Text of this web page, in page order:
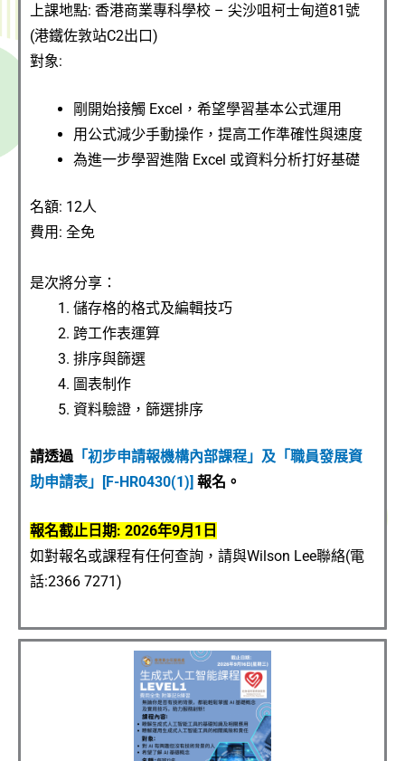
上課地點: 香港商業專科學校 – 尖沙咀柯士甸道81號
(港鐵佐敦站C2出口)
對象:
剛開始接觸 Excel，希望學習基本公式運用
用公式減少手動操作，提高工作準確性與速度
為進一步學習進階 Excel 或資料分析打好基礎
名額: 12人
費用: 全免
是次將分享：
儲存格的格式及編輯技巧
跨工作表運算
排序與篩選
圖表制作
資料驗證，篩選排序
請透過「初步申請報機構內部課程」及「職員發展資
助申請表」[F-HR0430(1)] 報名。
報名截止日期: 2026年9月1日
如對報名或課程有任何查詢，請與Wilson Lee聯絡(電
話:2366 7271)